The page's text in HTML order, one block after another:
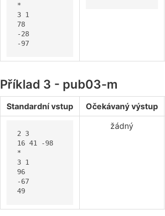
*
3 1
78
-28
-97
Příklad 3 - pub03-m
Standardní vstup Očekávaný výstup
2 3
16 41 -98
*
3 1
96
-67
49
žádný